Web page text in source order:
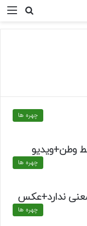
چهره ها
وطن+ویدیو
چهره ها
ندارد+عکس
چهره ها